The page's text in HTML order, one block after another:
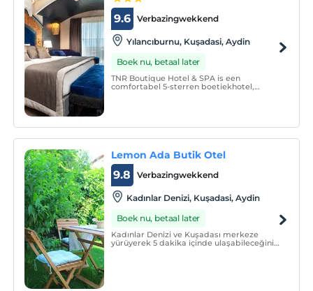
Verbazingwekkend
9.6
Yılancıburnu, Kuşadasi, Aydin
Boek nu, betaal later
TNR Boutique Hotel & SPA is een
comfortabel 5-sterren boetiekhotel,
Lemon Ada Butik Otel
Verbazingwekkend
9.8
Kadınlar Denizi, Kuşadasi, Aydin
Boek nu, betaal later
Kadınlar Denizi ve Kuşadası merkeze
yürüyerek 5 dakika içinde ulaşabileceğiniz,